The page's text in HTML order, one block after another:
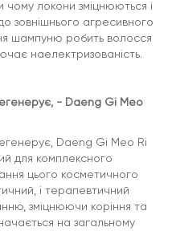
чому локони зміцнюються і
зовнішнього агресивного
шампуню робить волосся
наелектризованість.
- Daeng Gi Meo
Daeng Gi Meo Ri
для комплексного
цього косметичного
і терапевтичний
зміцнюючи коріння та
на загальному